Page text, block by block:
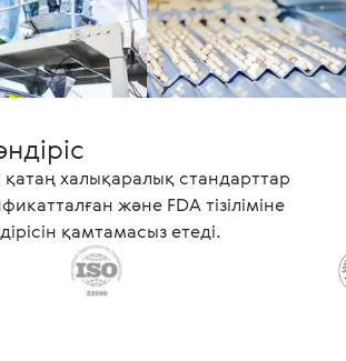
халықаралық стандарттар
және FDA тізіліміне
қамтамасыз етеді.